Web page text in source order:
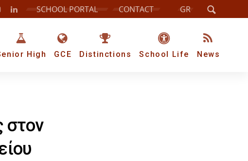
SCHOOL PORTAL CONTACT GR
High GCE Distinctions School Life News
στον